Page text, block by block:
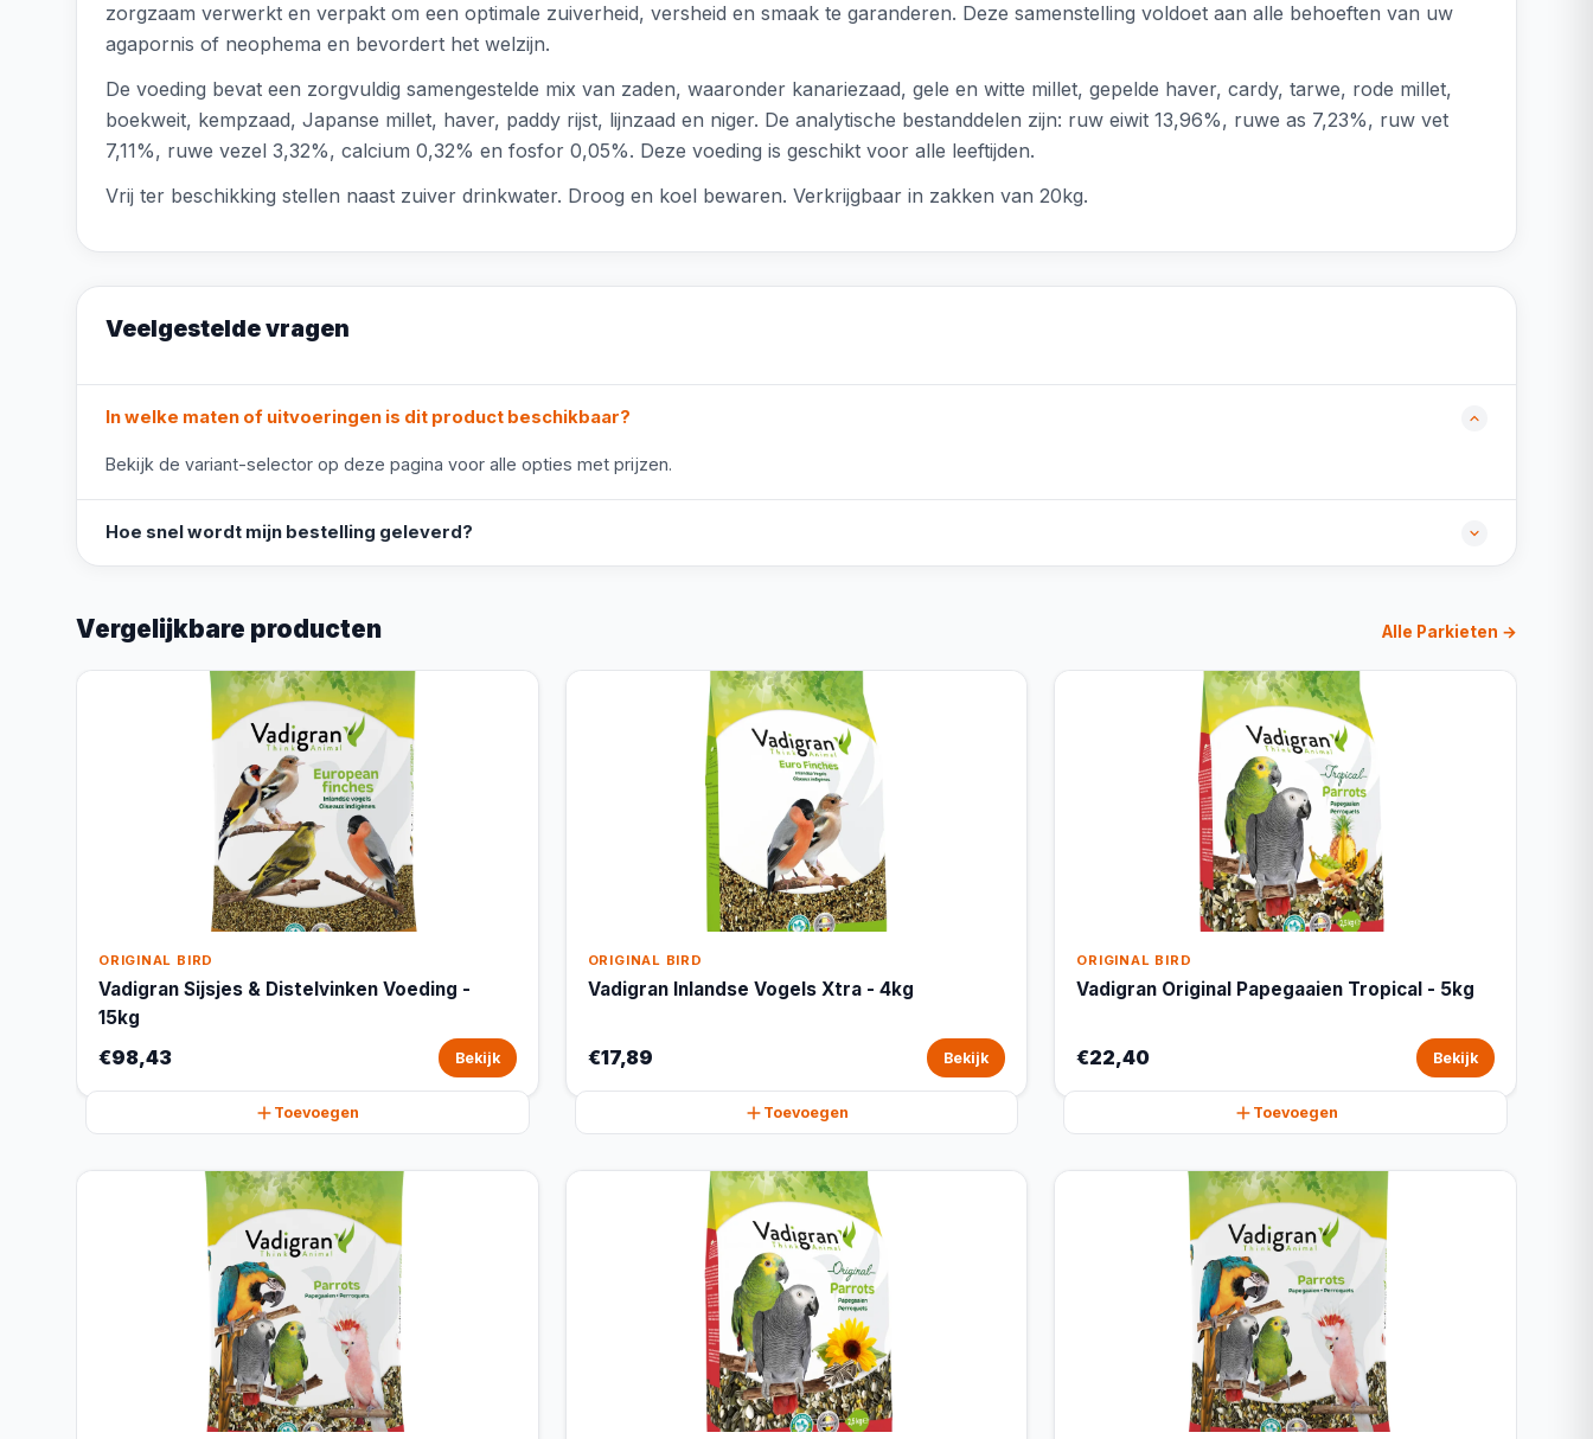
zorgzaam verwerkt en verpakt om een optimale zuiverheid, versheid en smaak te garanderen. Deze samenstelling voldoet aan alle behoeften van uw
agapornis of neophema en bevordert het welzijn.
De voeding bevat een zorgvuldig samengestelde mix van zaden, waaronder kanariezaad, gele en witte millet, gepelde haver, cardy, tarwe, rode millet,
boekweit, kempzaad, Japanse millet, haver, paddy rijst, lijnzaad en niger. De analytische bestanddelen zijn: ruw eiwit 13,96%, ruwe as 7,23%, ruw vet
7,11%, ruwe vezel 3,32%, calcium 0,32% en fosfor 0,05%. Deze voeding is geschikt voor alle leeftijden.
Vrij ter beschikking stellen naast zuiver drinkwater. Droog en koel bewaren. Verkrijgbaar in zakken van 20kg.
Veelgestelde vragen
In welke maten of uitvoeringen is dit product beschikbaar?
Bekijk de variant-selector op deze pagina voor alle opties met prijzen.
Hoe snel wordt mijn bestelling geleverd?
Vergelijkbare producten Alle Parkieten →
ORIGINAL BIRD
Vadigran Sijsjes & Distelvinken Voeding -
15kg
€98,43 Bekijk
Toevoegen
ORIGINAL BIRD
Vadigran Inlandse Vogels Xtra - 4kg
€17,89 Bekijk
Toevoegen
ORIGINAL BIRD
Vadigran Original Papegaaien Tropical - 5kg
€22,40 Bekijk
Toevoegen